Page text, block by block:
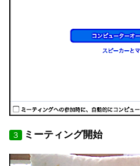
３ ミーティング開始